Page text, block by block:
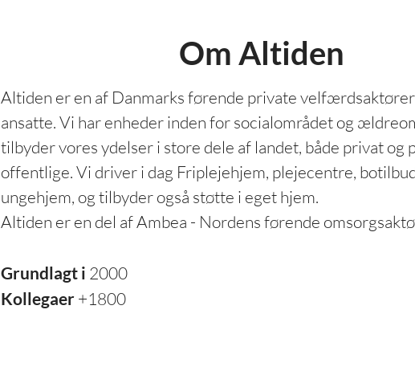
Om Altiden
Altiden er en af Danmarks førende private
ansatte. Vi har enheder inden for socialområdet og
tilbyder vores ydelser i store dele af landet, både privat og
offentlige. Vi driver i dag Friplejehjem, plejecentre,
ungehjem, og tilbyder også støtte i eget hjem.
Altiden er en del af Ambea - Nordens førende
Grundlagt i 2000
Kollegaer +1800